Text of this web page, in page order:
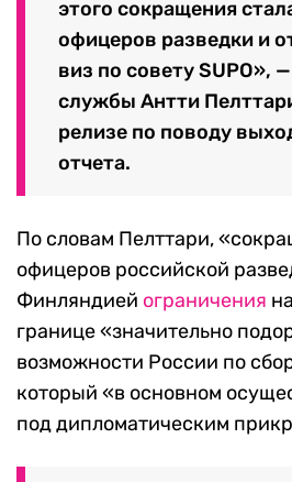
этого сокращения
офицеров разведки и
виз по совету SUPO»,
службы Антти
релизе по поводу
отчета.
По словам Пелттари,
офицеров российской
Финляндией ограничения
границе «значительно
возможности России по
который «в основном
под дипломатическим